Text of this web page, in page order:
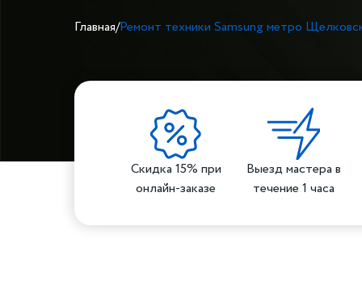
Главная/Ремонт техники Samsung метро
Скидка 15% при
онлайн-заказе
Выезд мастера в
течение 1 часа